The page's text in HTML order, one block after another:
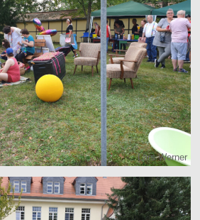
Lars Werner